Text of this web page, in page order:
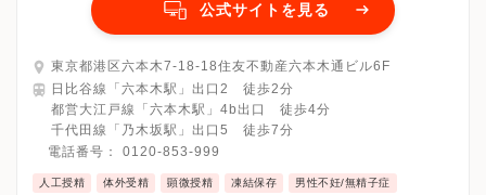
公式サイトを見る
東京都港区六本木7-18-18住友不動産六本木通ビル6F
日比谷線「六本木駅」出口2 徒歩2分
都営大江戸線「六本木駅」4b出口 徒歩4分
千代田線「乃木坂駅」出口5 徒歩7分
電話番号： 0120-853-999
人工授精 体外受精 顕微授精 凍結保存 男性不妊/無精子症